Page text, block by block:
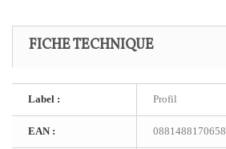
FICHE TECHNIQUE
Label : Profil
EAN : 0881488170658